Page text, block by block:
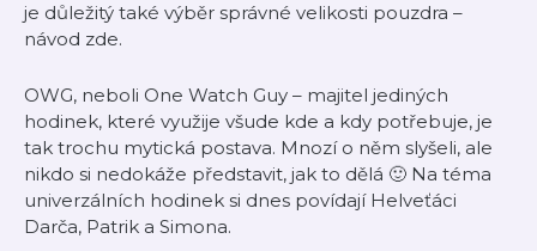
je důležitý také výběr správné velikosti pouzdra –
návod zde.
OWG, neboli One Watch Guy – majitel jediných
hodinek, které využije všude kde a kdy potřebuje, je
tak trochu mytická postava. Mnozí o něm slyšeli, ale
nikdo si nedokáže představit, jak to dělá 🙂 Na téma
univerzálních hodinek si dnes povídají Helveťáci
Darča, Patrik a Simona.